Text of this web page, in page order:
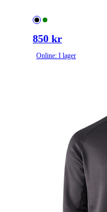
850 kr
Online: I lager